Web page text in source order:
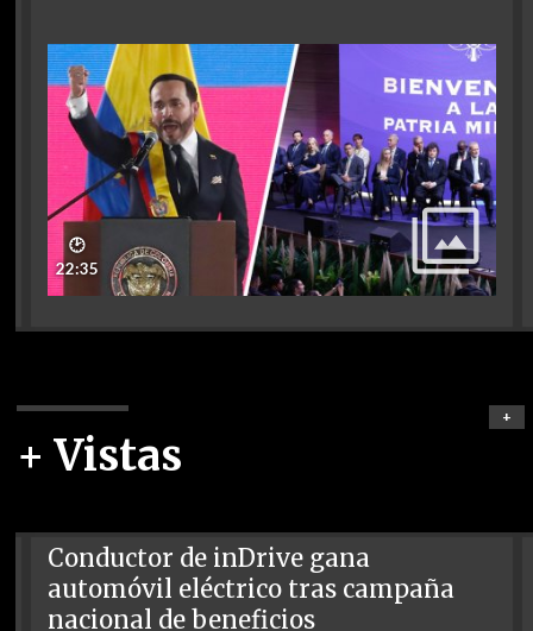
🕑
22:35
+ Vistas
+
Conductor de inDrive gana
automóvil eléctrico tras campaña
nacional de beneficios